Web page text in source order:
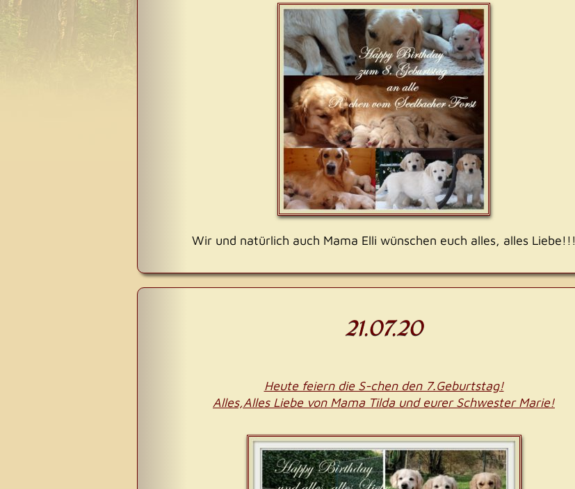
Wir und natürlich auch Mama Elli wünschen euch alles, alles Liebe!!!
21.07.20
Heute feiern die S-chen den 7.Geburtstag!
Alles,Alles Liebe von Mama Tilda und eurer Schwester Marie!